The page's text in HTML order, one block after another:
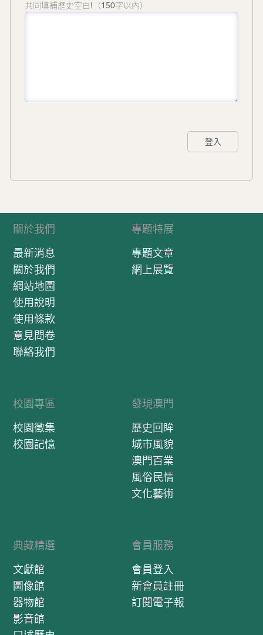
共同填補歷史空白!（150字以內）
登入
關於我們
最新消息
關於我們
網站地圖
使用說明
使用條款
意見問卷
聯絡我們
專題特展
專題文章
網上展覽
校園專區
校園徵集
校園記憶
發現澳門
歷史回眸
城市風貌
澳門百業
風俗民情
文化藝術
典藏精選
文獻館
圖像館
器物館
影音館
會員服務
會員登入
新會員註冊
訂閱電子報